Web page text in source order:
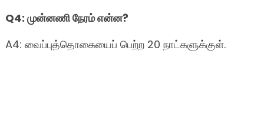
Q4: முன்னணி நேரம் என்ன?
A4: வைப்புத்தொகையைப் பெற்ற 20 நாட்களுக்குள்.